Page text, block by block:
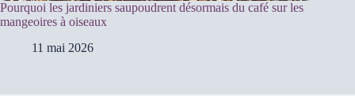
Pourquoi les jardiniers saupoudrent désormais du café sur les
mangeoires à oiseaux
11 mai 2026